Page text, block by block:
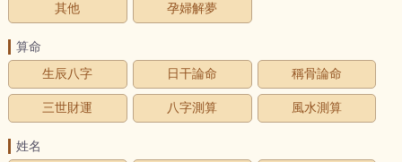
其他 孕婦解夢
算命
生辰八字
日干論命 稱骨論命
三世財運 八字測算 風水測算
姓名